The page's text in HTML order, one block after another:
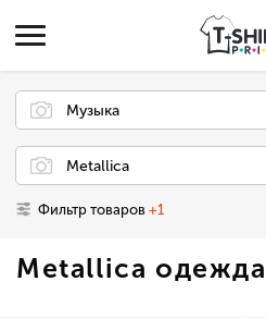
Музыка
Metallica
Фильтр товаров +1
Metallica